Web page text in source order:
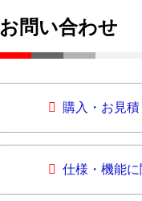
お問い合わせ
購入・お見
仕様・機能